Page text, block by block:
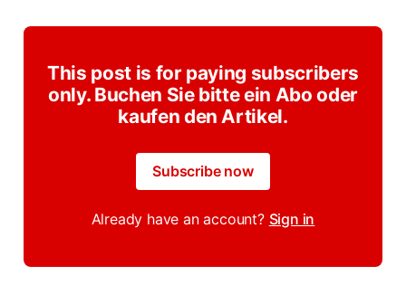
This post is for paying subscribers
only. Buchen Sie bitte ein Abo oder
kaufen den Artikel.
Subscribe now
Already have an account? Sign in